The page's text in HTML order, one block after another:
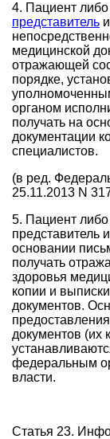
4. Пациент либо
представитель
медицинской
отражающей
порядке,
органом
получать на
документации
специалистов.
(в ред.
25.11.2013 N
5. Пациент
представитель
основании
получать
здоровья
копии и
документов.
документов (их
федеральным
власти.
Статья 23.